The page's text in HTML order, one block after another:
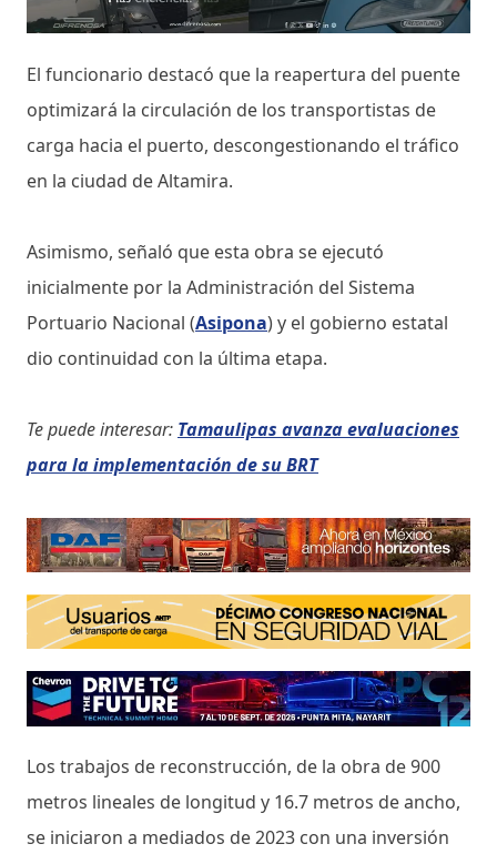
El funcionario destacó que la reapertura del puente
optimizará la circulación de los transportistas de
carga hacia el puerto, descongestionando el tráfico
en la ciudad de Altamira.
Asimismo, señaló que esta obra se ejecutó
inicialmente por la Administración del Sistema
Portuario Nacional (Asipona) y el gobierno estatal
dio continuidad con la última etapa.
Te puede interesar: Tamaulipas avanza evaluaciones
para la implementación de su BRT
Los trabajos de reconstrucción, de la obra de 900
metros lineales de longitud y 16.7 metros de ancho,
se iniciaron a mediados de 2023 con una inversión